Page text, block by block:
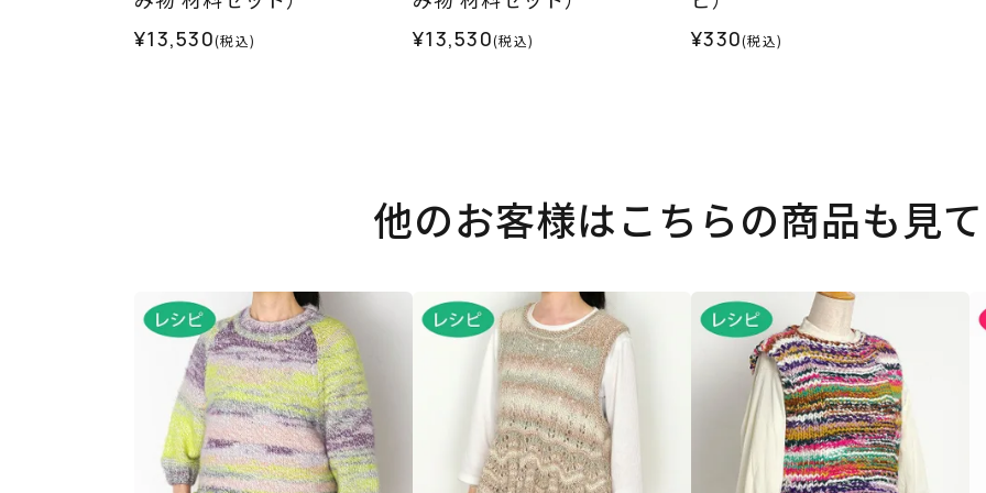
¥13,530(税込) ¥13,530(税込) ¥330(税込)
他のお客様はこちらの商品も見